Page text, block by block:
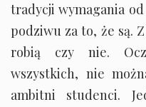
tradycji wymagania
podziwu za to, że są.
robią czy nie.
wszystkich, nie
ambitni studenci.